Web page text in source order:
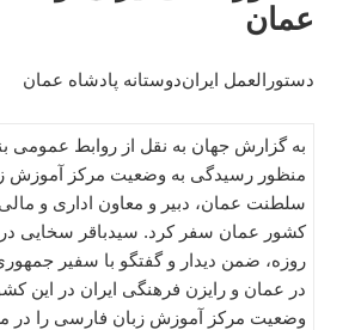
عمان
دستورالعمل ایران‌دوستانه پادشاه عمان
به گزارش جهان به نقل از روابط عمومی
منظور رسیدگی به وضعیت مرکز آموزش
سلطنت عمان، دبیر و معاون اداری و
کشور عمان سفر کرد. سیدباقر سخایی
روزه، ضمن دیدار و گفتگو با سفیر
در عمان و رایزن فرهنگی ایران در این
وضعیت مرکز آموزش زبان فارسی را